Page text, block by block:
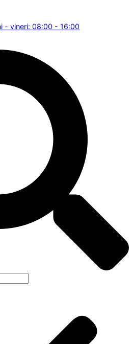
- vineri: 08:00 - 16:00